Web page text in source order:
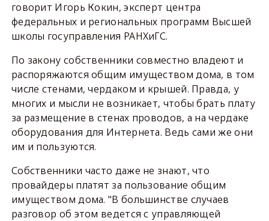
говорит Игорь Кокин, эксперт центра
федеральных и региональных программ Высшей
школы госуправления РАНХиГС.
По закону собственники совместно владеют и
распоряжаются общим имуществом дома, в том
числе стенами, чердаком и крышей. Правда, у
многих и мысли не возникает, чтобы брать плату
за размещение в стенах проводов, а на чердаке
оборудования для Интернета. Ведь сами же они
им и пользуются.
Собственники часто даже не знают, что
провайдеры платят за пользование общим
имуществом дома. "В большинстве случаев
разговор об этом ведется с управляющей